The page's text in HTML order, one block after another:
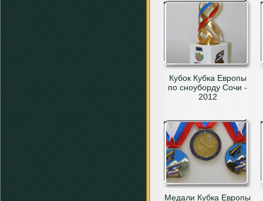
Кубок Кубка Европы
по сноуборду Сочи -
2012
Медали Кубка Европы